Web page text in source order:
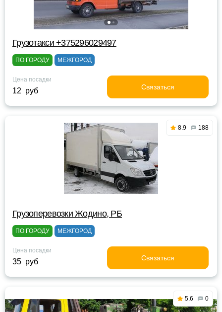
Грузотакси +375296029497
ПО ГОРОДУ МЕЖГОРОД
Цена посадки
12 руб Связаться
8.9 188
Грузоперевозки Жодино, РБ
ПО ГОРОДУ МЕЖГОРОД
Цена посадки
35 руб Связаться
5.6 0